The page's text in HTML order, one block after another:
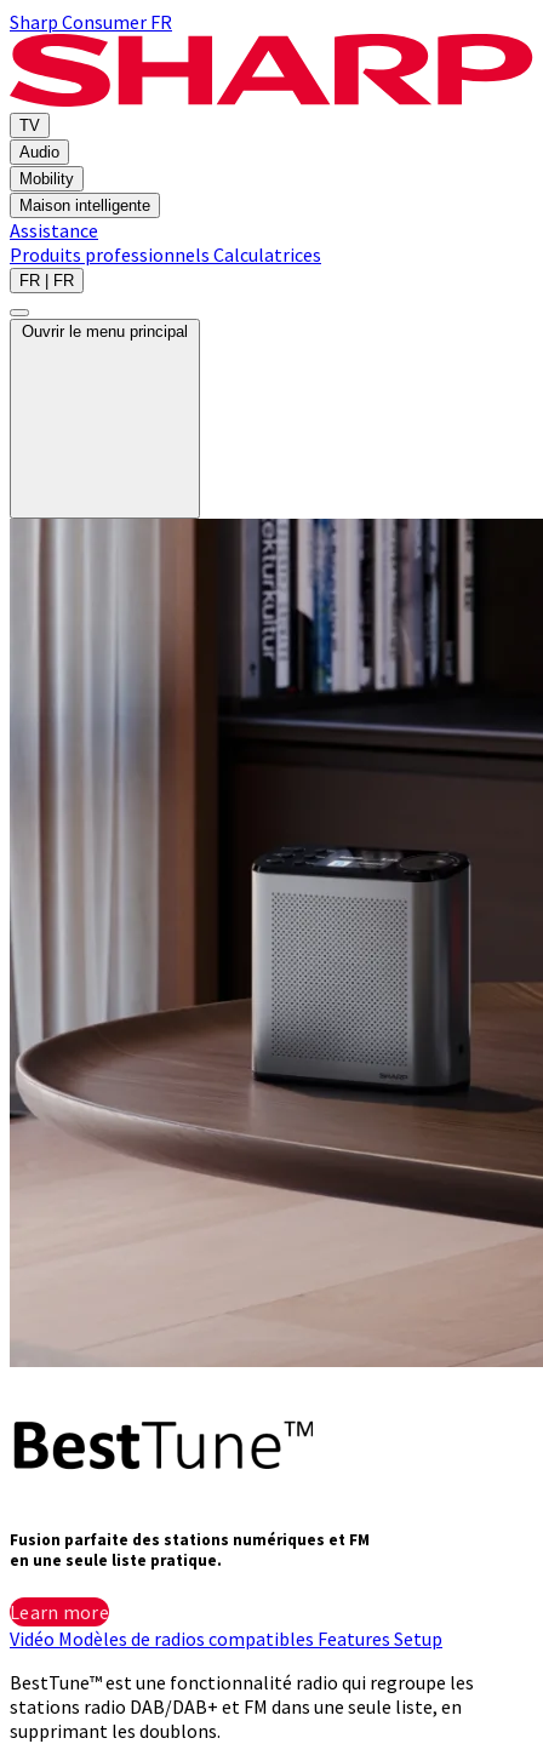
Sharp Consumer FR
TV
Audio
Mobility
Maison intelligente
Assistance
Produits professionnels Calculatrices
FR | FR
Ouvrir le menu principal
Fusion parfaite des stations numériques et FM
en une seule liste pratique.
Learn more
Vidéo Modèles de radios compatibles Features Setup
BestTune™ est une fonctionnalité radio qui regroupe les
stations radio DAB/DAB+ et FM dans une seule liste, en
supprimant les doublons.